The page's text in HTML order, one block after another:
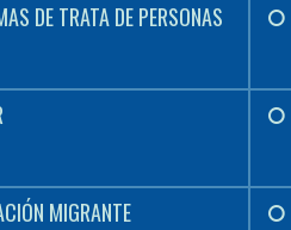
DE TRATA DE PERSONAS
MIGRANTE